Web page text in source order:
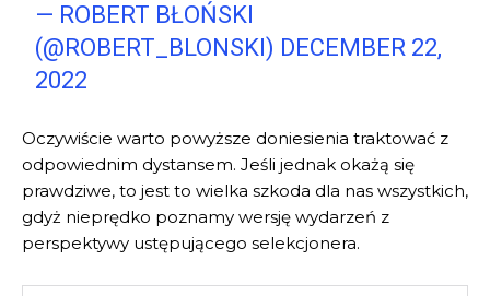
— ROBERT BŁOŃSKI
(@ROBERT_BLONSKI) DECEMBER 22,
2022
Oczywiście warto powyższe doniesienia traktować z
odpowiednim dystansem. Jeśli jednak okażą się
prawdziwe, to jest to wielka szkoda dla nas wszystkich,
gdyż nieprędko poznamy wersję wydarzeń z
perspektywy ustępującego selekcjonera.